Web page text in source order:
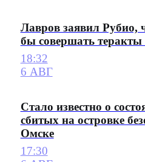
Лавров заявил Рубио,
бы совершать теракты
18:32
6 АВГ
Стало известно о
сбитых на островке
Омске
17:30